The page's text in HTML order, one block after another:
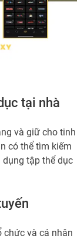
tại nhà
và giữ cho tinh
có thể tìm kiếm
tập thể dục
chức và cá nhân